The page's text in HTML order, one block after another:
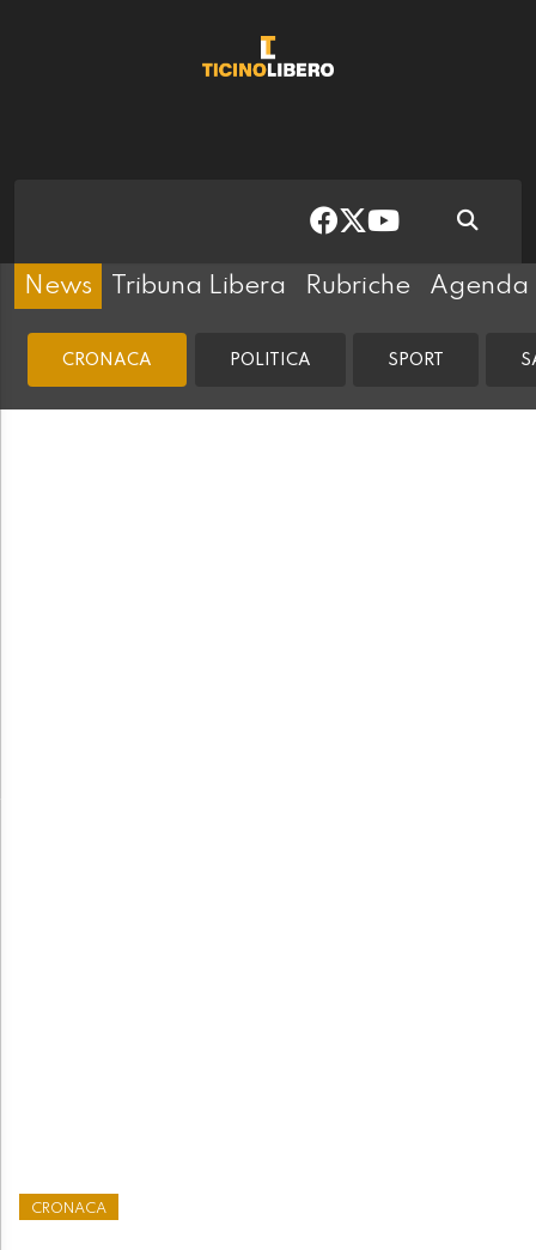
News Tribuna Libera Rubriche Agenda
CRONACA POLITICA SPORT
CRONACA